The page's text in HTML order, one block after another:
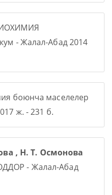
- Жалал-Абад 2014
боюнча маселелер
ж. - 231 б.
, Н. Т. Осмонова
- Жалал-Абад